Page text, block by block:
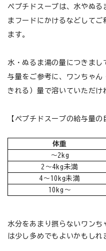
meeting_room ログイン person 新
犬用品から探す
猫用品から探す
ご相談室
プライバシーポリシー
0120-40-1387
ペプチドスープは、水やぬ
まフードにかけるなどしてご
ます。
水・ぬるま湯の量につきま
与量をご参考に、ワンちゃ
きれる）量で溶いていただけ
【ペプチドスープの給与量の
体重
～2kg
2～4kg未満
4～10kg未満
10kg～
水分をあまり摂らないワン
は少し多めでもよいかもしれ